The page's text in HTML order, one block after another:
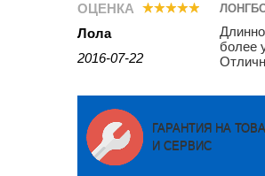
ОЦЕНКА
Лола
2016-07-22
более
ГАРАНТИЯ НА
И СЕРВИС